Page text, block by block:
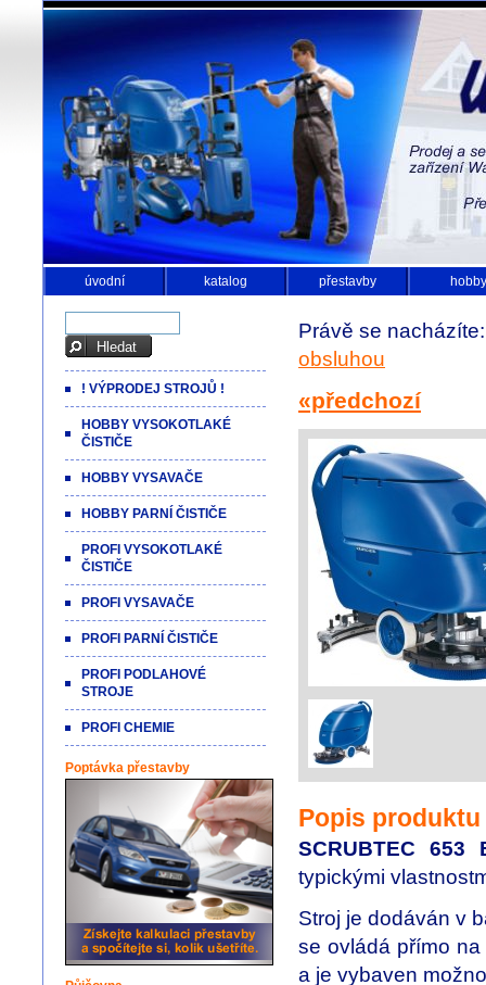
úvodní katalog přestavby hobby
Právě se
obsluhou
«předchozí
Popis produktu
SCRUBTEC 653
typickými
Stroj je dodáván v
se ovládá přímo
a je vybaven
! VÝPRODEJ STROJŮ !
HOBBY VYSOKOTLAKÉ
ČISTIČE
HOBBY VYSAVAČE
HOBBY PARNÍ ČISTIČE
PROFI VYSOKOTLAKÉ
ČISTIČE
PROFI VYSAVAČE
PROFI PARNÍ ČISTIČE
PROFI PODLAHOVÉ
STROJE
PROFI CHEMIE
Poptávka přestavby